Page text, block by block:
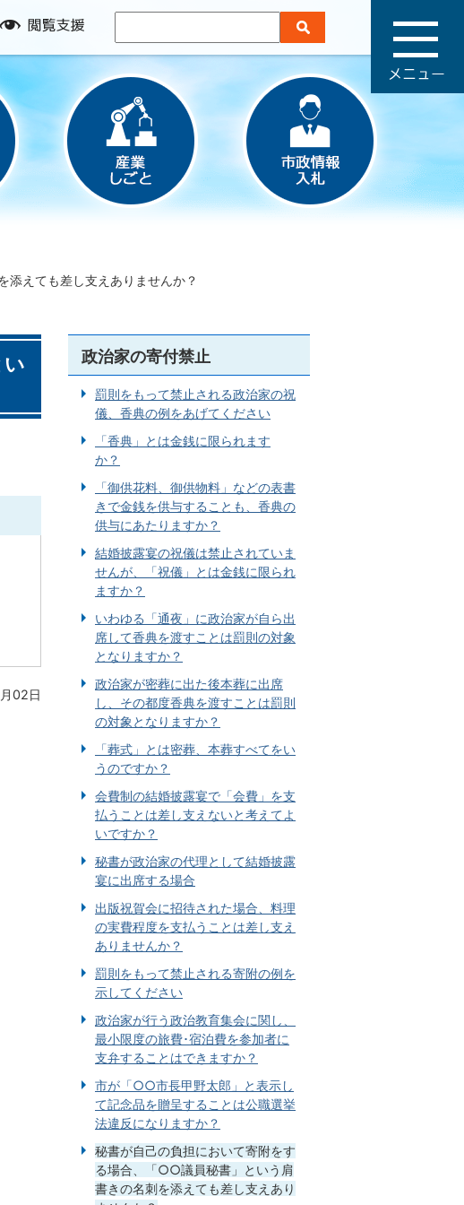
閲
援
えても差し支えありませんか？
02日
政治家の寄付禁止
罰則をもって禁止される政治家の祝
儀、香典の例をあげてください
「香典」とは金銭に限られます
か？
「御供花料、御供物料」などの表書
きで金銭を供与することも、香典の
供与にあたりますか？
結婚披露宴の祝儀は禁止されていま
せんが、「祝儀」とは金銭に限られ
ますか？
いわゆる「通夜」に政治家が自ら出
席して香典を渡すことは罰則の対象
となりますか？
政治家が密葬に出た後本葬に出席
し、その都度香典を渡すことは罰則
の対象となりますか？
「葬式」とは密葬、本葬すべてをい
うのですか？
会費制の結婚披露宴で「会費」を支
払うことは差し支えないと考えてよ
いですか？
秘書が政治家の代理として結婚披露
宴に出席する場合
出版祝賀会に招待された場合、料理
の実費程度を支払うことは差し支え
ありませんか？
罰則をもって禁止される寄附の例を
示してください
政治家が行う政治教育集会に関し、
最小限度の旅費･宿泊費を参加者に
支弁することはできますか？
市が「○○市長甲野太郎」と表示し
て記念品を贈呈することは公職選挙
法違反になりますか？
秘書が自己の負担において寄附をす
る場合、「○○議員秘書」という肩
書きの名刺を添えても差し支えあり